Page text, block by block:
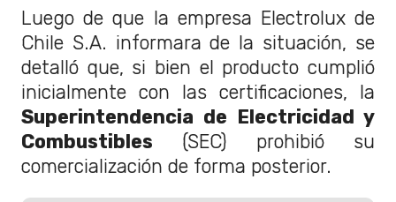
Luego de que la empresa Electrolux de
Chile S.A. informara de la situación, se
detalló que, si bien el producto cumplió
inicialmente con las certificaciones, la
Superintendencia de Electricidad y
Combustibles (SEC) prohibió su
comercialización de forma posterior.